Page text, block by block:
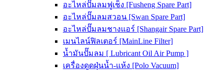
อะไหล่ปั๊มลมฟูเช็ง [Fusheng Spare Part]
อะไหล่ปั๊มลมสวอน [Swan Spare Part]
อะไหล่ปั๊มลมชางแอร์ [Shangair Spare Part]
เมนไลน์ฟิลเตอร์ [MainLine Filter]
น้ำมันปั๊มลม [ Lubricant Oil Air Pump ]
เครื่องดูดฝุ่นน้ำ-แห้ง [Polo Vacuum]